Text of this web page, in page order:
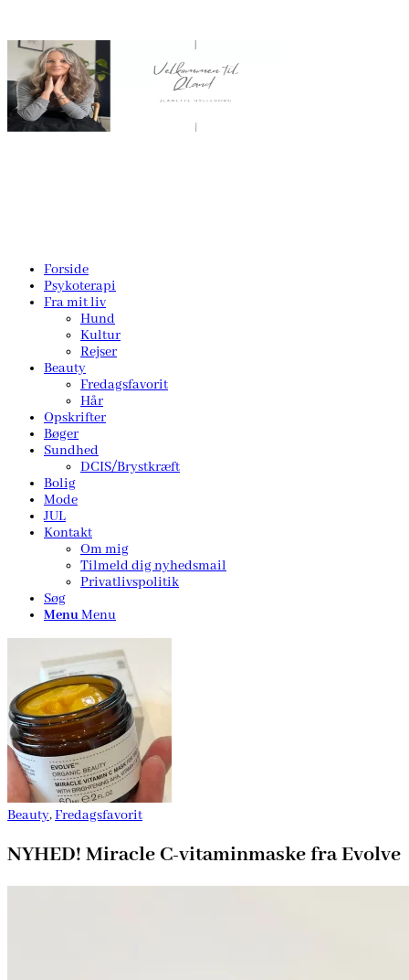
Forside
Psykoterapi
Fra mit liv
Hund
Kultur
Rejser
Beauty
Fredagsfavorit
Hår
Opskrifter
Bøger
Sundhed
DCIS/Brystkræft
Bolig
Mode
JUL
Kontakt
Om mig
Tilmeld dig nyhedsmail
Privatlivspolitik
Søg
MenuMenu
Beauty,Fredagsfavorit
NYHED! Miracle C-vitaminmaske fra Evolve